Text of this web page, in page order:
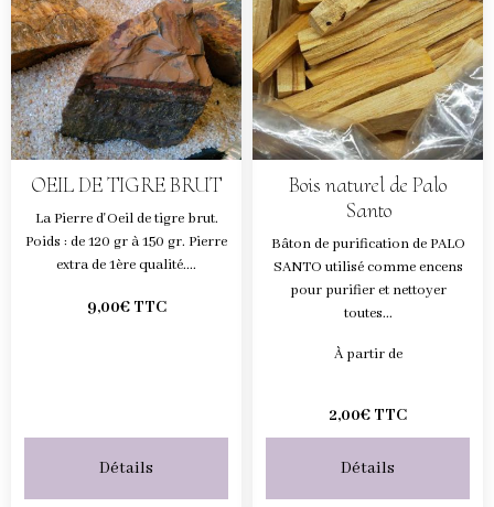
OEIL DE TIGRE BRUT
La Pierre d'Oeil de tigre brut.
Poids : de 120 gr à 150 gr. Pierre
extra de 1ère qualité....
9,00€ TTC
Détails
Bois naturel de Palo
Santo
Bâton de purification de PALO
SANTO utilisé comme encens
pour purifier et nettoyer
toutes...
À partir de
2,00€ TTC
Détails